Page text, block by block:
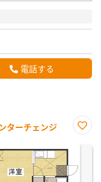
電話する
ターチェンジ
に入
録